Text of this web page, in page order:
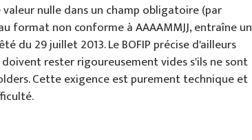
valeur nulle dans un champ obligatoire (par
format non conforme à AAAAMMJJ, entraîne un
du 29 juillet 2013. Le BOFIP précise d'ailleurs
rester rigoureusement vides s'ils ne sont
Cette exigence est purement technique et